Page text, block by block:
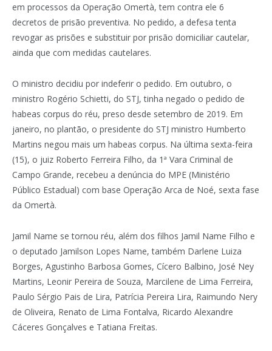
em processos da Operação Omertà, tem contra ele 6
decretos de prisão preventiva. No pedido, a defesa tenta
revogar as prisões e substituir por prisão domiciliar cautelar,
ainda que com medidas cautelares.
O ministro decidiu por indeferir o pedido. Em outubro, o
ministro Rogério Schietti, do STJ, tinha negado o pedido de
habeas corpus do réu, preso desde setembro de 2019. Em
janeiro, no plantão, o presidente do STJ ministro Humberto
Martins negou mais um habeas corpus. Na última sexta-feira
(15), o juiz Roberto Ferreira Filho, da 1ª Vara Criminal de
Campo Grande, recebeu a denúncia do MPE (Ministério
Público Estadual) com base Operação Arca de Noé, sexta fase
da Omertà.
Jamil Name se tornou réu, além dos filhos Jamil Name Filho e
o deputado Jamilson Lopes Name, também Darlene Luiza
Borges, Agustinho Barbosa Gomes, Cícero Balbino, José Ney
Martins, Leonir Pereira de Souza, Marcilene de Lima Ferreira,
Paulo Sérgio Pais de Lira, Patrícia Pereira Lira, Raimundo Nery
de Oliveira, Renato de Lima Fontalva, Ricardo Alexandre
Cáceres Gonçalves e Tatiana Freitas.